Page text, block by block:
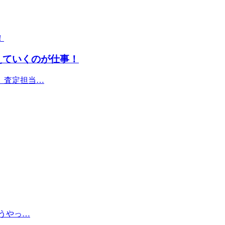
いくのが仕事！
査定担当…
やっ…